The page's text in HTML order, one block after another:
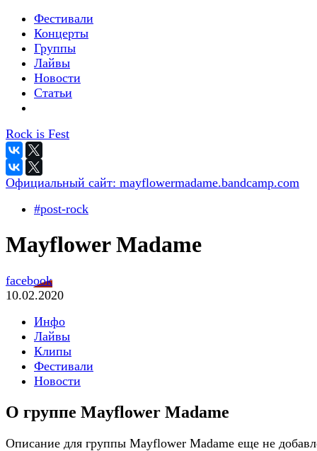
Фестивали
Концерты
Группы
Лайвы
Новости
Статьи
Rock is Fest
Официальный сайт: mayflowermadame.bandcamp.com
#post-rock
Mayflower Madame
facebook
10.02.2020
Инфо
Лайвы
Клипы
Фестивали
Новости
О группе Mayflower Madame
Описание для группы Mayflower Madame еще не